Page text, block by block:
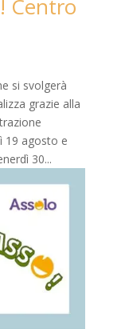
Centro
si svolgerà
grazie alla
19 agosto e
30...